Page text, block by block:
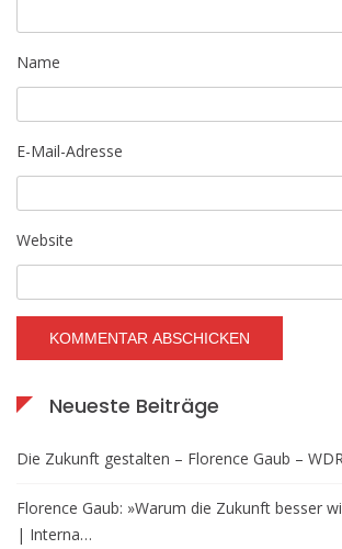
Name
E-Mail-Adresse
Website
Neueste Beiträge
Die Zukunft gestalten – Florence Gaub –
Florence Gaub: »Warum die Zukunft besser
| Interna…